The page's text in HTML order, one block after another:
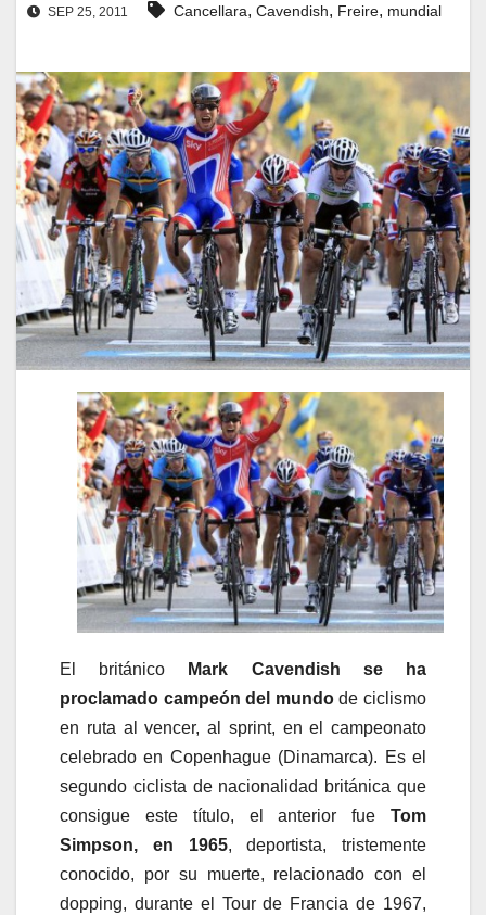
SEP 25, 2011 Cancellara, Cavendish, Freire, mundial
El británico
Mark Cavendish se ha
proclamado campeón del mundode ciclismo
en ruta al vencer, al sprint, en el campeonato
celebrado en Copenhague (Dinamarca). Es el
segundo ciclista de nacionalidad británica que
consigue este título, el anterior fue Tom
Simpson, en 1965, deportista, tristemente
conocido, por su muerte, relacionado con el
dopping, durante el Tour de Francia de 1967,